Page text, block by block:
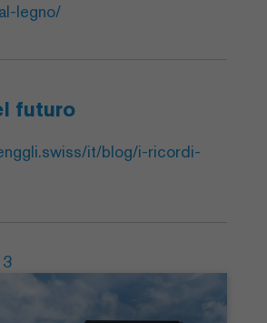
legno/
futuro
it/blog/i-ricordi-
3